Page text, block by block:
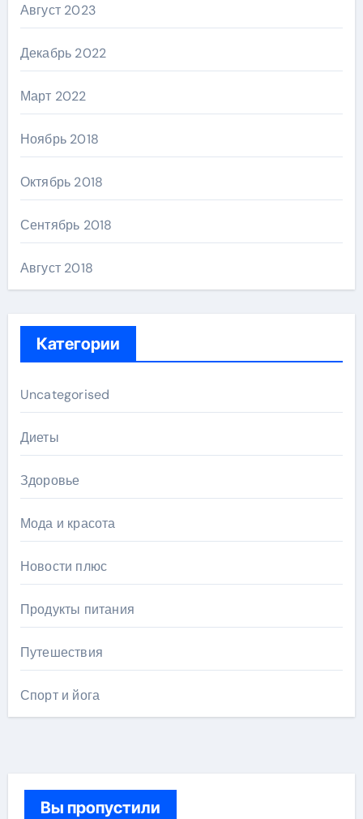
Август 2023
Декабрь 2022
Март 2022
Ноябрь 2018
Октябрь 2018
Сентябрь 2018
Август 2018
Категории
Uncategorised
Диеты
Здоровье
Мода и красота
Новости плюс
Продукты питания
Путешествия
Спорт и йога
Вы пропустили